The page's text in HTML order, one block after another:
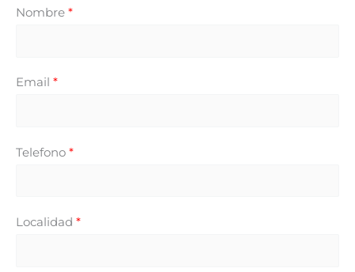
Nombre *
Email *
Telefono *
Localidad *